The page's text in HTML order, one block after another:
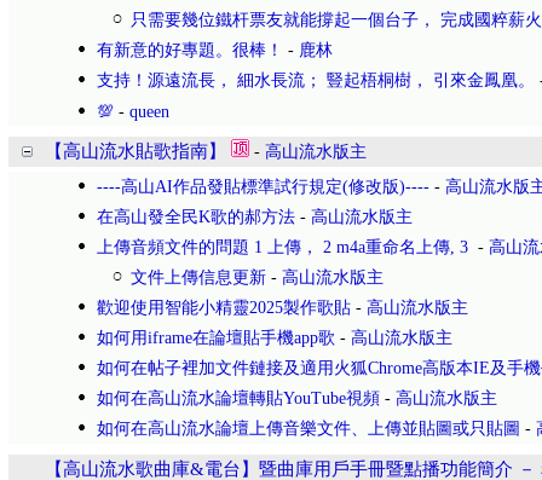
只需要幾位鐵杆票友就能撐起一個台子， 完成國粹薪
有新意的好專題。很棒！
- 鹿林
支持！源遠流長， 細水長流； 豎起梧桐樹， 引來金鳳凰。
💯 - queen
【高山流水貼歌指南】 - 高山流水版主
----高山AI作品發貼標準試行規定(修改版)---- - 高山流水版
在高山發全民K歌的郝方法 - 高山流水版主
上傳音頻文件的問題 1 上傳， 2 m4a重命名上傳, 3 - 高山
文件上傳信息更新 - 高山流水版主
歡迎使用智能小精靈2025製作歌貼 - 高山流水版主
如何用iframe在論壇貼手機app歌 - 高山流水版主
如何在帖子裡加文件鏈接及適用火狐Chrome高版本IE及手
如何在高山流水論壇轉貼YouTube視頻 - 高山流水版主
如何在高山流水論壇上傳音樂文件、上傳並貼圖或只貼圖 -
【高山流水歌曲庫&電台】暨曲庫用戶手冊暨點播功能簡介 －